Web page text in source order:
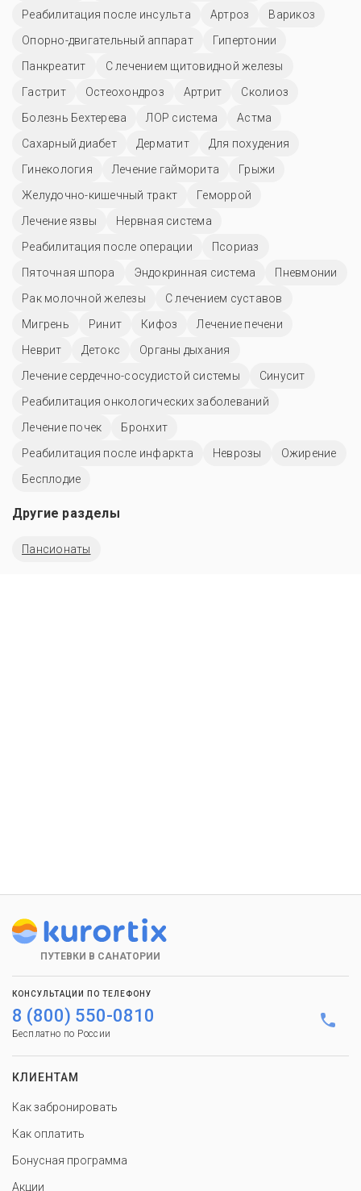
Реабилитация после инсульта
Артроз
Варикоз
Опорно-двигательный аппарат
Гипертонии
Панкреатит
С лечением щитовидной железы
Гастрит
Остеохондроз Артрит
Сколиоз
Болезнь Бехтерева
ЛОР система
Астма
Сахарный диабет
Дерматит
Для похудения
Гинекология
Лечение гайморита
Грыжи
Желудочно-кишечный тракт
Геморрой
Лечение язвы
Нервная система
Реабилитация после операции
Псориаз
Пяточная шпора
Эндокринная система
Пневмонии
Рак молочной железы
С лечением суставов
Мигрень
Ринит Кифоз
Лечение печени
Неврит
Детокс
Органы дыхания
Лечение сердечно-сосудистой системы
Синусит
Реабилитация онкологических заболеваний
Лечение почек
Бронхит
Реабилитация после инфаркта
Неврозы
Ожирение
Бесплодие
Другие разделы
Пансионаты
ПУТЕВКИ В САНАТОРИИ
КОНСУЛЬТАЦИИ ПО ТЕЛЕФОНУ
8 (800) 550-0810
Бесплатно по России
КЛИЕНТАМ
Как забронировать
Как оплатить
Бонусная программа
Акции